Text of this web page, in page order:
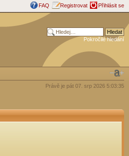
FAQ Registrovat Přihlásit se
Pokročilé hledání
Právě je pát 07. srp 2026 5:03:35